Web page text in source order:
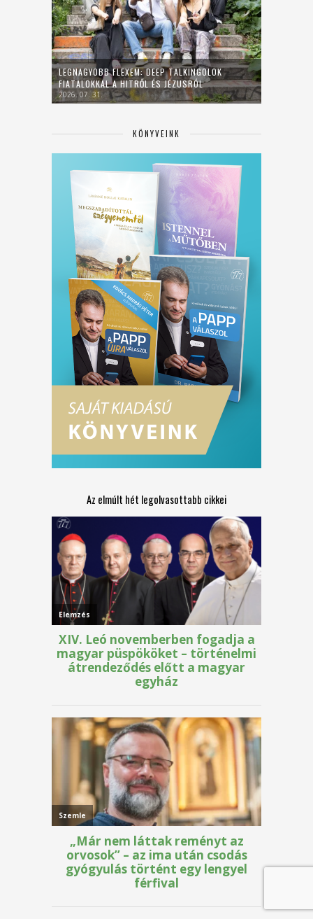
LEGNAGYOBB FLEXEM: DEEP TALKINGOLOK
FIATALOKKAL A HITRŐL ÉS JÉZUSRÓL
2026. 07. 31.
KÖNYVEINK
Az elmúlt hét legolvasottabb cikkei